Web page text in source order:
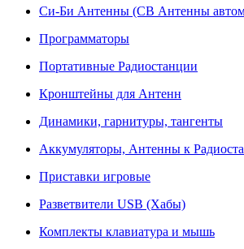
Си-Би Антенны (СВ Антенны
Программаторы
Портативные Радиостанции
Кронштейны для Антенн
Динамики, гарнитуры, тангенты
Аккумуляторы, Антенны к
Приставки игровые
Разветвители USB (Хабы)
Комплекты клавиатура и мышь